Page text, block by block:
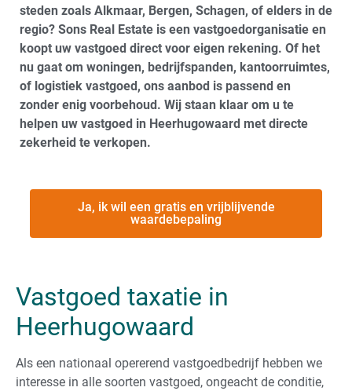
steden zoals Alkmaar, Bergen, Schagen, of elders in de
regio? Sons Real Estate is een vastgoedorganisatie en
koopt uw vastgoed direct voor eigen rekening. Of het
nu gaat om woningen, bedrijfspanden, kantoorruimtes,
of logistiek vastgoed, ons aanbod is passend en
zonder enig voorbehoud. Wij staan klaar om u te
helpen uw vastgoed in Heerhugowaard met directe
zekerheid te verkopen.
Ja, ik wil een gratis en vrijblijvende
waardebepaling
Vastgoed taxatie in
Heerhugowaard
Als een nationaal opererend vastgoedbedrijf hebben we
interesse in alle soorten vastgoed, ongeacht de conditie,